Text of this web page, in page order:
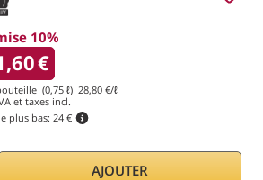
10%
€
(0,75 ℓ) 28,80 €/ℓ
et taxes incl.
plus bas: 24 €
AJOUTER